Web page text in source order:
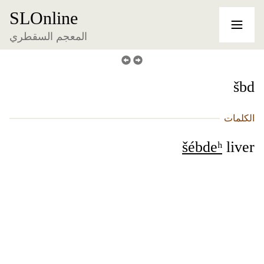
SLOnline
المعجم السقطري
šbd
الكلمات
šébdeʰ liver